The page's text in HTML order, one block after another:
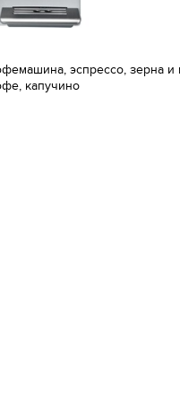
эспрессо, зерна и
капучино